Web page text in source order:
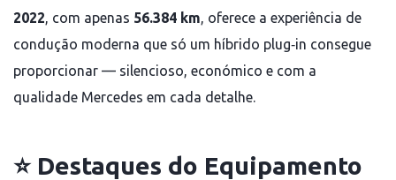
2022, com apenas 56.384 km, oferece a experiência de
condução moderna que só um híbrido plug‑in consegue
proporcionar — silencioso, económico e com a
qualidade Mercedes em cada detalhe.
⭐ Destaques do Equipamento